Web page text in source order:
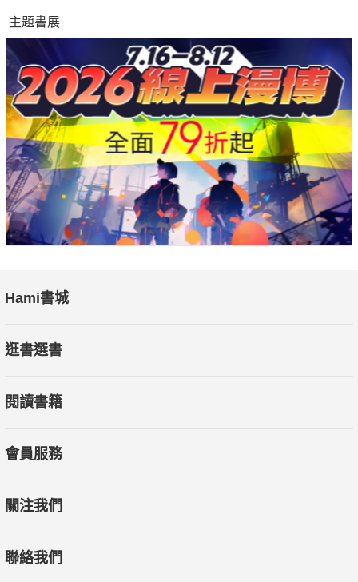
主題書展
Hami書城
逛書選書
閱讀書籍
會員服務
關注我們
聯絡我們